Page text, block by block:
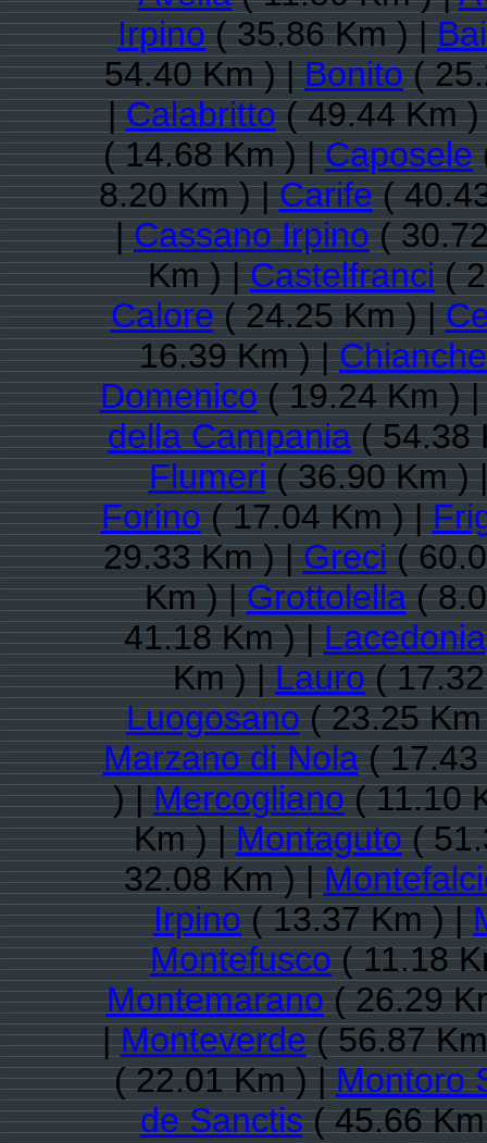
Irpino( 35.86 Km ) |
54.40 Km ) |Bonito(
|Calabritto( 49.44 Km
( 14.68 Km ) |Caposele
8.20 Km ) |Carife(
|Cassano Irpino(
Km ) |Castelfranci(
Calore( 24.25 Km ) |
16.39 Km ) |Chianche
Domenico( 19.24 Km )
della Campania( 54.38
Flumeri( 36.90 Km )
Forino( 17.04 Km ) |
29.33 Km ) |Greci(
Km ) |Grottolella(
41.18 Km ) |Lacedonia
Km ) |Lauro(
Luogosano( 23.25
Marzano di Nola(
) |Mercogliano( 11.10
Km ) |Montaguto(
32.08 Km ) |
Irpino( 13.37 Km ) |
Montefusco( 11.18
Montemarano( 26.29
|Monteverde( 56.87
( 22.01 Km ) |Montoro
de Sanctis( 45.66